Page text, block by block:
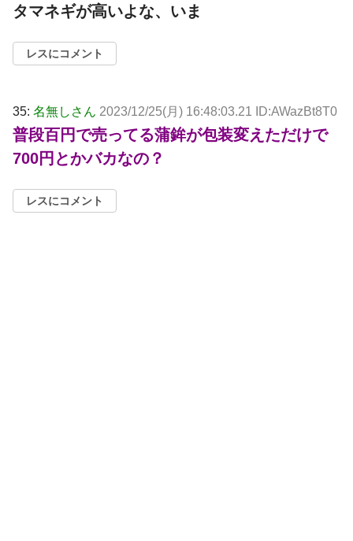
タマネギが高いよな、いま
レスにコメント
35: 名無しさん 2023/12/25(月) 16:48:03.21 ID:AWazBt8T0
普段百円で売ってる蒲鉾が包装変えただけで
700円とかバカなの？
レスにコメント